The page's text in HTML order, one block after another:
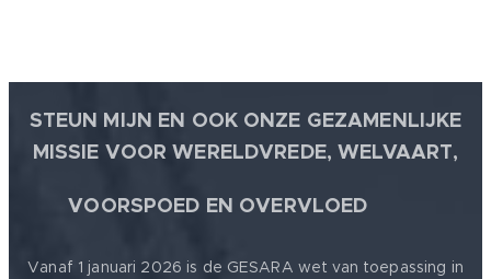
STEUN MIJN EN OOK ONZE GEZAMENLIJKE
MISSIE VOOR WERELDVREDE, WELVAART,
VOORSPOED EN OVERVLOED
Vanaf 1 januari 2026 is de GESARA wet van toepassing in